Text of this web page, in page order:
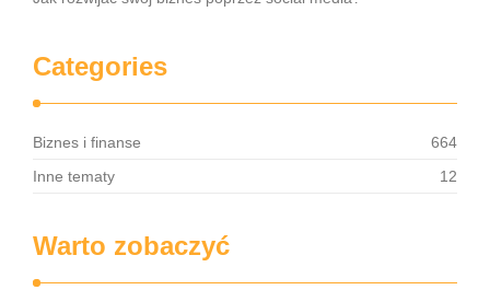
Categories
Biznes i finanse
664
Inne tematy
12
Warto zobaczyć